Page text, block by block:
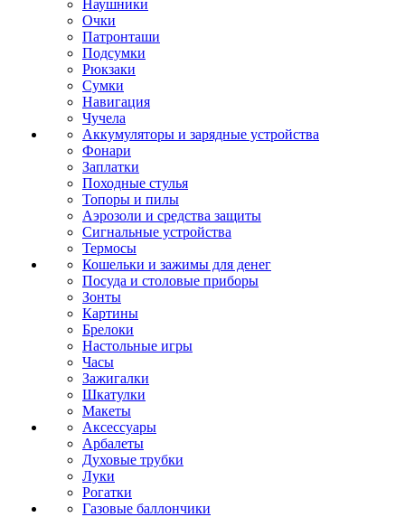
Наушники
Очки
Патронташи
Подсумки
Рюкзаки
Сумки
Навигация
Чучела
Аккумуляторы и зарядные устройства
Фонари
Заплатки
Походные стулья
Топоры и пилы
Аэрозоли и средства защиты
Сигнальные устройства
Термосы
Кошельки и зажимы для денег
Посуда и столовые приборы
Зонты
Картины
Брелоки
Настольные игры
Часы
Зажигалки
Шкатулки
Макеты
Аксессуары
Арбалеты
Духовые трубки
Луки
Рогатки
Газовые баллончики